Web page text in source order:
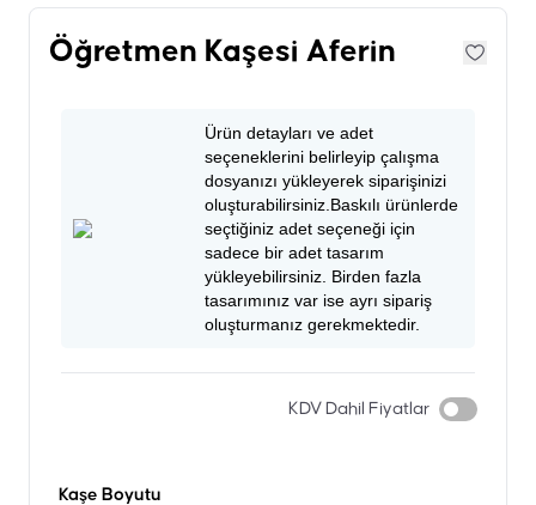
Öğretmen Kaşesi Aferin
Ürün detayları ve adet
seçeneklerini belirleyip çalışma
dosyanızı yükleyerek siparişinizi
oluşturabilirsiniz.Baskılı ürünlerde
seçtiğiniz adet seçeneği için
sadece bir adet tasarım
yükleyebilirsiniz. Birden fazla
tasarımınız var ise ayrı sipariş
oluşturmanız gerekmektedir.
KDV Dahil Fiyatlar
Kaşe Boyutu